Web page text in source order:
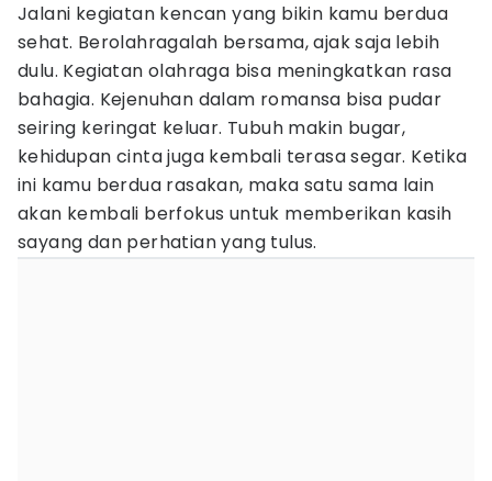
Jalani kegiatan kencan yang bikin kamu berdua
sehat. Berolahragalah bersama, ajak saja lebih
dulu. Kegiatan olahraga bisa meningkatkan rasa
bahagia. Kejenuhan dalam romansa bisa pudar
seiring keringat keluar. Tubuh makin bugar,
kehidupan cinta juga kembali terasa segar. Ketika
ini kamu berdua rasakan, maka satu sama lain
akan kembali berfokus untuk memberikan kasih
sayang dan perhatian yang tulus.